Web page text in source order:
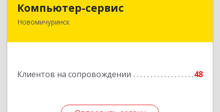
Компьютер-сервис
Новомичуринск
Клиентов на сопровождении 48
391160, Рязанская обл, Пронский р-н,
Подробнее